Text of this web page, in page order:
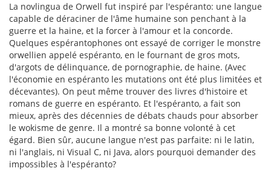
La novlingua de Orwell fut inspiré par l'espéranto: une langue
capable de déraciner de l'âme humaine son penchant à la
guerre et la haine, et la forcer à l'amour et la concorde.
Quelques espérantophones ont essayé de corriger le monstre
orwellien appelé espéranto, en le fournant de gros mots,
d'argots de délinquance, de pornographie, de haine. (Avec
l'économie en espéranto les mutations ont été plus limitées et
décevantes). On peut même trouver des livres d'histoire et
romans de guerre en espéranto. Et l'espéranto, a fait son
mieux, après des décennies de débats chauds pour absorber
le wokisme de genre. Il a montré sa bonne volonté à cet
égard. Bien sûr, aucune langue n'est pas parfaite: ni le latin,
ni l'anglais, ni Visual C, ni Java, alors pourquoi demander des
impossibles à l'espéranto?